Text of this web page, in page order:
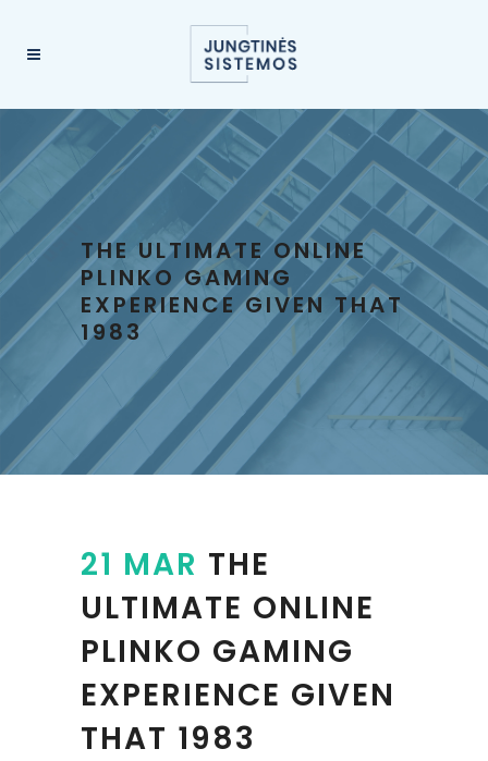
THE ULTIMATE ONLINE
PLINKO GAMING
EXPERIENCE GIVEN THAT
1983
21 MAR THE
ULTIMATE ONLINE
PLINKO GAMING
EXPERIENCE GIVEN
THAT 1983